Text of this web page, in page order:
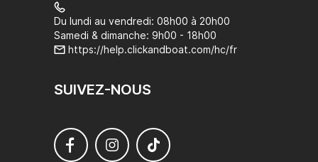
Du lundi au vendredi: 08h00 à 20h00
Samedi & dimanche: 9h00 - 18h00
https://help.clickandboat.com/hc/fr
SUIVEZ-NOUS